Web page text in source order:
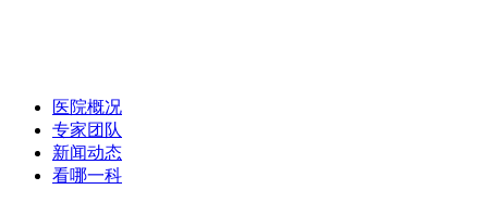
医院概况
专家团队
新闻动态
看哪一科